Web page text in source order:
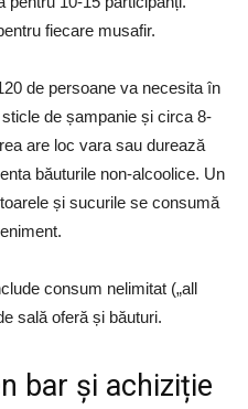
fiecare musafir.
de persoane va necesita în
de șampanie și circa 8-
are loc vara sau durează
băuturile non-alcoolice. Un
și sucurile se consumă
consum nelimitat („all
sală oferă și băuturi.
bar și achiziție